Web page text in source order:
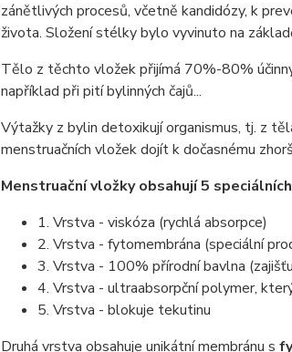
zánětlivých procesů, včetně kandidózy, k
života. Složení stélky bylo vyvinuto na
Tělo z těchto vložek přijímá 70%-80%
například při pití bylinných čajů...
Výtažky z bylin detoxikují organismus, tj. z
menstruačních vložek dojít k dočasnému
Menstruační vložky obsahují 5
1. Vrstva - viskóza (rychlá absorpce)
2. Vrstva - fytomembrána (speciální
3. Vrstva - 100% přírodní bavlna
4. Vrstva - ultraabsorpční polymer,
5. Vrstva - blokuje tekutinu
Druhá vrstva obsahuje unikátní membránu s